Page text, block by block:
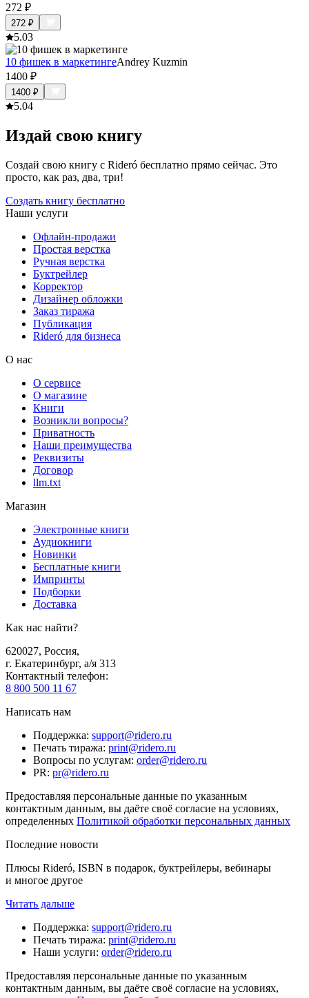
272 ₽
272 ₽
5.03
10 фишек в маркетингеAndrey Kuzmin
1400 ₽
1400 ₽
5.04
Издай свою книгу
Создай свою книгу с Rideró бесплатно прямо сейчас. Это
просто, как раз, два, три!
Создать книгу бесплатно
Наши услуги
Офлайн-продажи
Простая верстка
Ручная верстка
Буктрейлер
Корректор
Дизайнер обложки
Заказ тиража
Публикация
Rideró для бизнеса
О нас
О сервисе
О магазине
Книги
Возникли вопросы?
Приватность
Наши преимущества
Реквизиты
Договор
llm.txt
Магазин
Электронные книги
Аудиокниги
Новинки
Бесплатные книги
Импринты
Подборки
Доставка
Как нас найти?
620027, Россия,
г. Екатеринбург, а/я 313
Контактный телефон:
8 800 500 11 67
Написать нам
Поддержка: support@ridero.ru
Печать тиража: print@ridero.ru
Вопросы по услугам: order@ridero.ru
PR: pr@ridero.ru
Предоставляя персональные данные по указанным
контактным данным, вы даёте своё согласие на условиях,
определенных Политикой обработки персональных данных
Последние новости
Плюсы Rideró, ISBN в подарок, буктрейлеры, вебинары
и многое другое
Читать дальше
Поддержка: support@ridero.ru
Печать тиража: print@ridero.ru
Наши услуги: order@ridero.ru
Предоставляя персональные данные по указанным
контактным данным, вы даёте своё согласие на условиях,